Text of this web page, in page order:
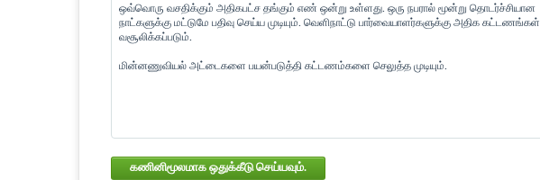
ஒவ்வொரு வசதிக்கும் அதிகபட்ச தங்கும் எண் ஒன்று உள்ளது. ஒரு நபரால் மூன்று தொடர்ச்சியான
நாட்களுக்கு மட்டுமே பதிவு செய்ய முடியும். வெளிநாட்டு பார்வையாளர்களுக்கு அதிக கட்டணங்கள்
வசூலிக்கப்படும்.
மின்னணுவியல் அட்டைகளை பயன்படுத்தி கட்டணம்களை செலுத்த முடியும்.
கணினிமூலமாக ஒதுக்கீடு செய்யவும்.